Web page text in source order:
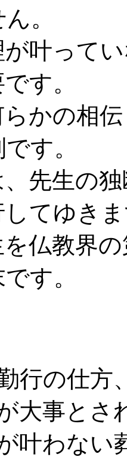
。
叶って
す。
かの相
す。
先生の
てゆき
仏教界
す。
行の仕方
事とさ
叶わない